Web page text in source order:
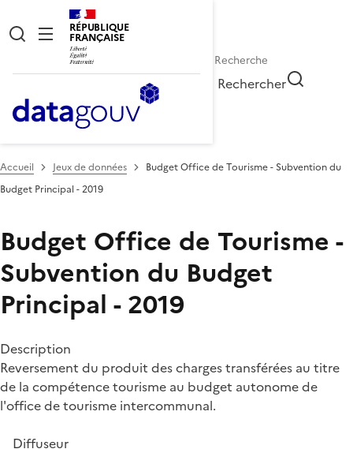
RÉPUBLIQUE
FRANÇAISE
Rechercher
Accueil Jeux de données
Budget Office de Tourisme - Subvention du
Budget Principal - 2019
Budget Office de Tourisme -
Subvention du Budget
Principal - 2019
Description
Reversement du produit des charges transférées au titre
de la compétence tourisme au budget autonome de
l'office de tourisme intercommunal.
Diffuseur